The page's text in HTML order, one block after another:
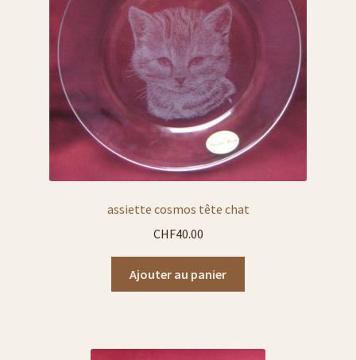
assiette cosmos tête chat
CHF40.00
Ajouter au panier